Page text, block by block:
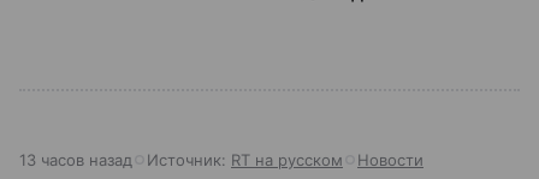
13 часов назад Источник: RT на русском Новости